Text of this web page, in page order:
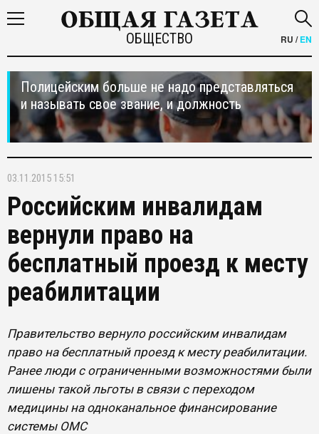
ОБЩЕСТВО RU /EN
Полицейским больше не надо представляться
и называть свое звание, и должность
03.11.2015 15:51
Российским инвалидам
вернули право на
бесплатный проезд к месту
реабилитации
Правительство вернуло российским инвалидам
право на бесплатный проезд к месту реабилитации.
Ранее люди с ограниченными возможностями были
лишены такой льготы в связи с переходом
медицины на одноканальное финансирование
системы ОМС